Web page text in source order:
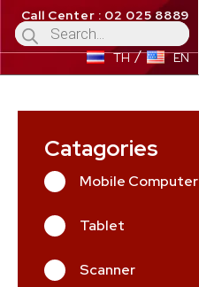
Call Center : 02 025 8889
TH EN
Catagories
Mobile Computer
Tablet
Scanner